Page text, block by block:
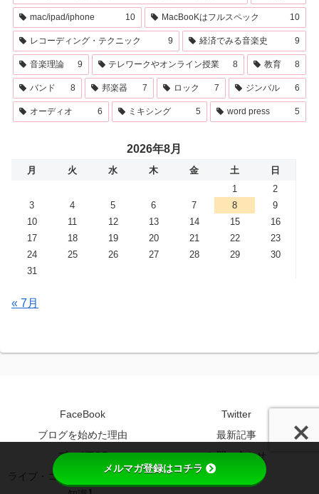
mac/ipad/iphone 10 MacBooKはフルスペック 10
レコーディング・テクニック 9 経済でみる音楽史 9
音楽理論 9 テレワークやオンライン授業 8 教育 8
バンド 8 邦楽器 7 ロック 7 ジンバル 6
オーディオ 6 ミキシング 5 word press 5
2026年8月
月 火 水 木 金 土
日
1
2
3
4 5 6 7 8
9
10
11 12 13 14 15
16
17
18 19 20 21 22
23
24
25 26 27 28 29
30
31
« 7月
FaceBook
Twitter
ブログを始めた理由
最新記事
ブログTOP
お問い合わせ
ライブ・コンサートの制作【基礎
音楽の学び
メルマガ登録はコチラ